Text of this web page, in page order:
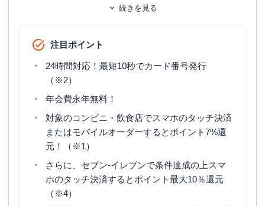
家族カード
ETCカード発行期間
マイル還元率（最大）
旅行傷害保険 海外旅行傷害保険（利用付帯）
ポイント名
15日締め・翌月10日支払／月末締
め・翌月26日支払 ※選択可能
続きを見る
注目ポイント
24時間対応！最短10秒でカード番号発行
（※2）
年会費永年無料！
対象のコンビニ・飲食店でスマホのタッチ決済
またはモバイルオーダーするとポイント7%還
元！（※1）
さらに、セブン‐イレブンで条件達成の上スマ
ホのタッチ決済するとポイント最大10％還元
（※4）